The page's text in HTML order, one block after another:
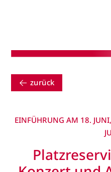
zurück
EINFÜHRUNG AM 18.